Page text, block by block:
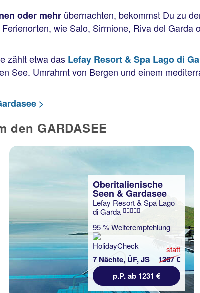
oder mehr übernachten, bekommst Du zu
wie Salo, Sirmione, Riva del Garda
zählt etwa das Lefay Resort & Spa Lago di
See. Umrahmt von Bergen und einem
>
den GARDASEE
Oberitalienische
Seen & Gardasee
Lefay Resort & Spa Lago
di Garda
95 % Weiterempfehlung
7 Nächte, ÜF, JS
statt
1367 €
p.P. ab 1231 €